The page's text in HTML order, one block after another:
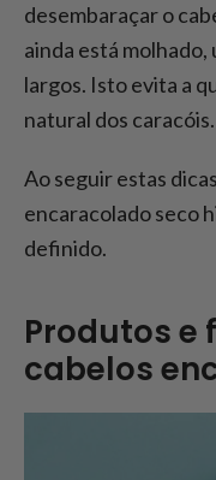
desembaraçar o
ainda está
largos. Isto evita a
natural dos caracóis.
Ao seguir estas
encaracolado seco
definido.
Produtos e
cabelos